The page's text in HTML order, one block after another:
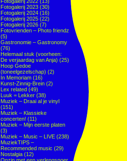
Fotogalerij 2023 (30)
Fotogalerij 2024 (16)
Fotogalerij 2025 (22)
Fotogalerij 2026 (7)
Fotovrienden – Photo friendz
(5)
Gastronomie – Gastronomy
(76)
Helemaal stuk (voorheen:
De verjaardag van Anja) (25)
Hoop Gedoe
(toneelgezelschap) (2)
In Memoriam (16)
Kunst-Zinnig-Brein (2)
Lex related (49)
Luuk = Lekker (38)
Muziek – Draai al je vinyl
(151)
Muziek – Klassieke
concerten! (11)
Muziek – Mijn eerste platen
(3)
Muziek – Music – LIVE (238)
MuziekTIPS –
Recommended music (29)
Nostalgia (12)